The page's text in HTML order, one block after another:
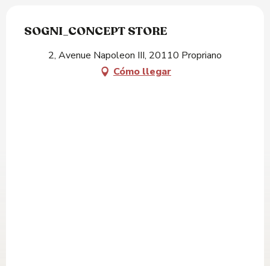
SOGNI_CONCEPT STORE
2, Avenue Napoleon III, 20110 Propriano
Cómo llegar